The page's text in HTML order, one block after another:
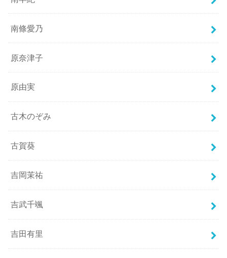
南條愛乃
原奈津子
原由実
古木のぞみ
古賀葵
吉岡茉祐
吉武千颯
吉田有里